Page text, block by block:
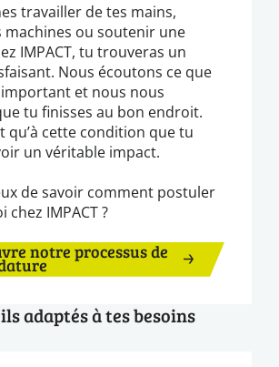
travailler de tes mains,
machines ou soutenir une
IMPACT, tu trouveras un
Nous écoutons ce que
et nous nous
tu finisses au bon endroit.
qu’à cette condition que tu
un véritable impact.
de savoir comment postuler
chez IMPACT ?
notre processus de
adaptés à tes besoins